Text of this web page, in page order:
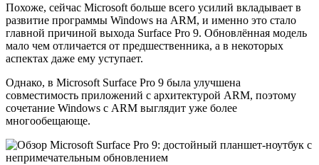
Похоже, сейчас Microsoft больше всего усилий вкладывает в
развитие программы Windows на ARM, и именно это стало
главной причиной выхода Surface Pro 9. Обновлённая модель
мало чем отличается от предшественника, а в некоторых
аспектах даже ему уступает.
Однако, в Microsoft Surface Pro 9 была улучшена
совместимость приложений с архитектурой ARM, поэтому
сочетание Windows с ARM выглядит уже более
многообещающе.